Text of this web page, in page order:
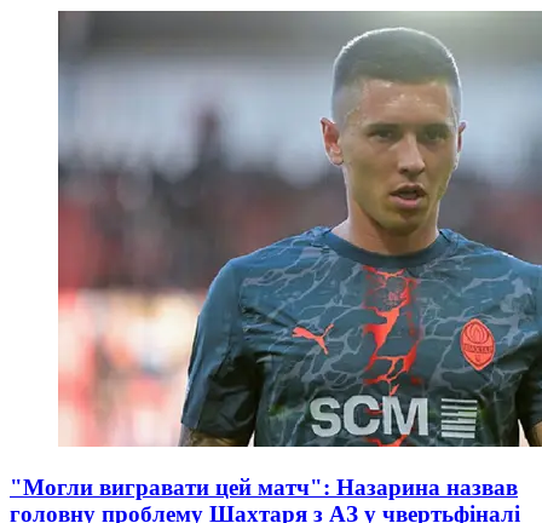
"Могли вигравати цей матч": Назарина назвав
головну проблему Шахтаря з АЗ у чвертьфіналі